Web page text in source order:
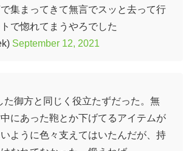
集まってきて無言でスッと去って行
で惚れてまうやろでした
September 12, 2021
た御方と同じく役立たずだった。無
にあった鞄とか下げてるアイテムが
ように色々支えてはいたんだが、持